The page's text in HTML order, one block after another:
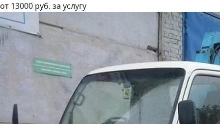
от 13000 руб. за услугу